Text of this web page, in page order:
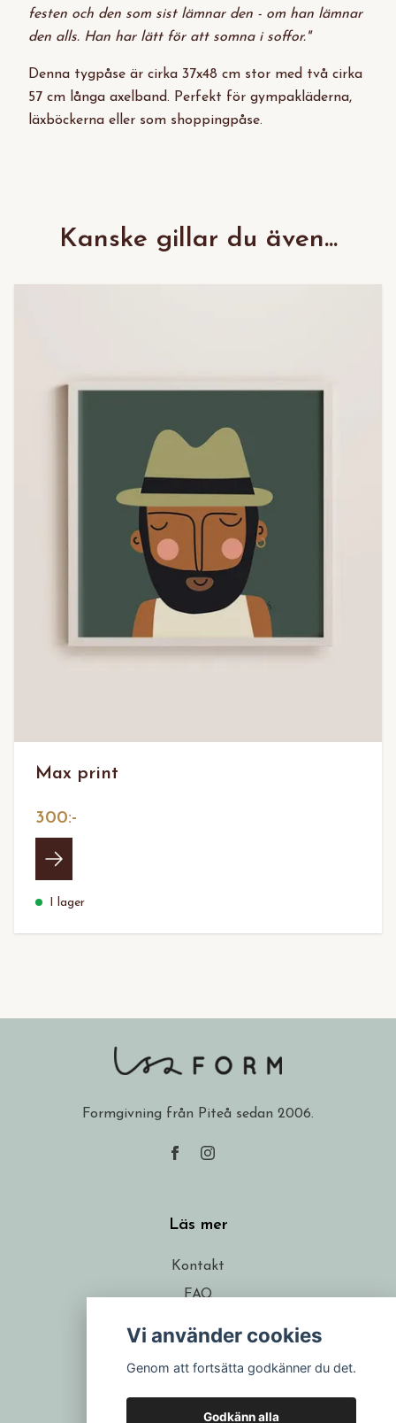
festen och den som sist lämnar den - om han lämnar
den alls. Han har lätt för att somna i soffor."
Denna tygpåse är cirka 37x48 cm stor med två cirka
57 cm långa axelband. Perfekt för gympakläderna,
läxböckerna eller som shoppingpåse.
Kanske gillar du även...
Max print
300:-
I lager
Formgivning från Piteå sedan 2006.
Läs mer
Kontakt
FAQ
Om formgivaren
Återförsäljare
Vi använder cookies
Genom att fortsätta godkänner du det.
Godkänn alla